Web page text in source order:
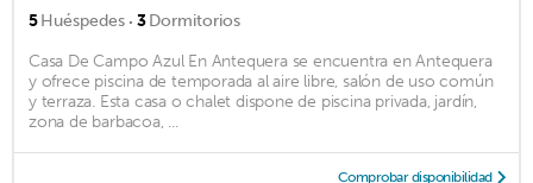
5Huéspedes · 3Dormitorios
Casa De Campo Azul En Antequera se encuentra en Antequera
y ofrece piscina de temporada al aire libre, salón de uso común
y terraza. Esta casa o chalet dispone de piscina privada, jardín,
zona de barbacoa, ...
Comprobar disponibilidad